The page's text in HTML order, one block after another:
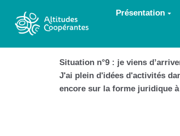
Aller au contenu principal Présentation
Situation n°9 : je viens
J'ai plein d'idées d'activités
encore sur la forme juridique